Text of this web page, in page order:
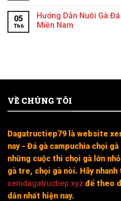
05
Th6
Hướng Dẫn Nuôi Gà
Miền Nam
VỀ CHÚNG TÔI
Dagatructiep79 là website
nay - Đá gà campuchia chọi
những cuộc thi chọi gà lớn
gà tre, chọi gà nòi. Hãy
xemdagatructiep.xyz để theo
dẫn nhất hiện nay.